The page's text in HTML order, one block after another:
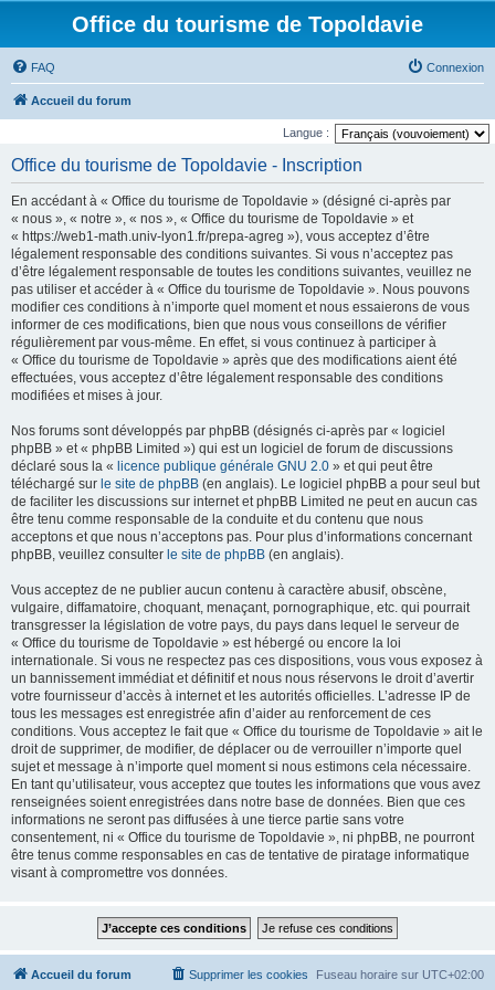
Office du tourisme de Topoldavie
FAQ Connexion
Accueil du forum
Langue :
Office du tourisme de Topoldavie - Inscription
En accédant à « Office du tourisme de Topoldavie » (désigné ci-après par
« nous », « notre », « nos », « Office du tourisme de Topoldavie » et
« https://web1-math.univ-lyon1.fr/prepa-agreg »), vous acceptez d’être
légalement responsable des conditions suivantes. Si vous n’acceptez pas
d’être légalement responsable de toutes les conditions suivantes, veuillez ne
pas utiliser et accéder à « Office du tourisme de Topoldavie ». Nous pouvons
modifier ces conditions à n’importe quel moment et nous essaierons de vous
informer de ces modifications, bien que nous vous conseillons de vérifier
régulièrement par vous-même. En effet, si vous continuez à participer à
« Office du tourisme de Topoldavie » après que des modifications aient été
effectuées, vous acceptez d’être légalement responsable des conditions
modifiées et mises à jour.
Nos forums sont développés par phpBB (désignés ci-après par « logiciel
phpBB » et « phpBB Limited ») qui est un logiciel de forum de discussions
déclaré sous la « licence publique générale GNU 2.0 » et qui peut être
téléchargé sur le site de phpBB (en anglais). Le logiciel phpBB a pour seul but
de faciliter les discussions sur internet et phpBB Limited ne peut en aucun cas
être tenu comme responsable de la conduite et du contenu que nous
acceptons et que nous n’acceptons pas. Pour plus d’informations concernant
phpBB, veuillez consulter le site de phpBB (en anglais).
Vous acceptez de ne publier aucun contenu à caractère abusif, obscène,
vulgaire, diffamatoire, choquant, menaçant, pornographique, etc. qui pourrait
transgresser la législation de votre pays, du pays dans lequel le serveur de
« Office du tourisme de Topoldavie » est hébergé ou encore la loi
internationale. Si vous ne respectez pas ces dispositions, vous vous exposez à
un bannissement immédiat et définitif et nous nous réservons le droit d’avertir
votre fournisseur d’accès à internet et les autorités officielles. L’adresse IP de
tous les messages est enregistrée afin d’aider au renforcement de ces
conditions. Vous acceptez le fait que « Office du tourisme de Topoldavie » ait le
droit de supprimer, de modifier, de déplacer ou de verrouiller n’importe quel
sujet et message à n’importe quel moment si nous estimons cela nécessaire.
En tant qu’utilisateur, vous acceptez que toutes les informations que vous avez
renseignées soient enregistrées dans notre base de données. Bien que ces
informations ne seront pas diffusées à une tierce partie sans votre
consentement, ni « Office du tourisme de Topoldavie », ni phpBB, ne pourront
être tenus comme responsables en cas de tentative de piratage informatique
visant à compromettre vos données.
Accueil du forum Fuseau horaire sur UTC+02:00
Supprimer les cookies